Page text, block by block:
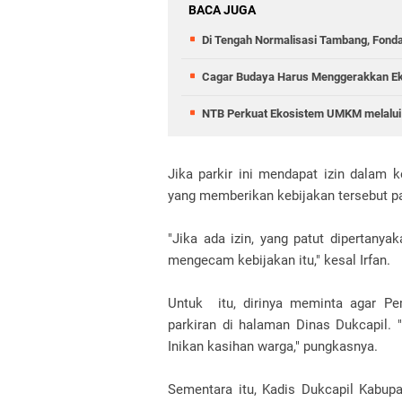
BACA JUGA
Di Tengah Normalisasi Tambang,
Cagar Budaya Harus Menggerakkan
NTB Perkuat Ekosistem UMKM
Jika parkir ini mendapat izin dalam
yang memberikan kebijakan tersebut
"Jika ada izin, yang patut
mengecam kebijakan itu," kesal Irfan.
Untuk itu, dirinya meminta agar
parkiran di halaman Dinas
Inikan kasihan warga," pungkasnya.
Sementara itu, Kadis Dukcapil